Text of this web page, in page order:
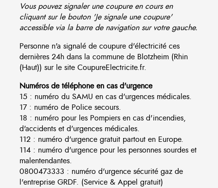
Vous pouvez signaler une coupure en cours en
cliquant sur le bouton 'Je signale une coupure'
accessible via la barre de navigation sur votre gauche.
Personne n'a signalé de coupure d'électricité ces
dernières 24h dans la commune de Blotzheim (Rhin
(Haut)) sur le site CoupureElectricite.fr.
Numéros de téléphone en cas d'urgence
15 : numéro du SAMU en cas d'urgences médicales.
17 : numéro de Police secours.
18 : numéro pour les Pompiers en cas d'incendies,
d'accidents et d'urgences médicales.
112 : numéro d'urgence gratuit partout en Europe.
114 : numéro d'urgence pour les personnes sourdes et
malentendantes.
0800473333 : numéro d'urgence sécurité gaz de
l'entreprise GRDF. (Service & Appel gratuit)